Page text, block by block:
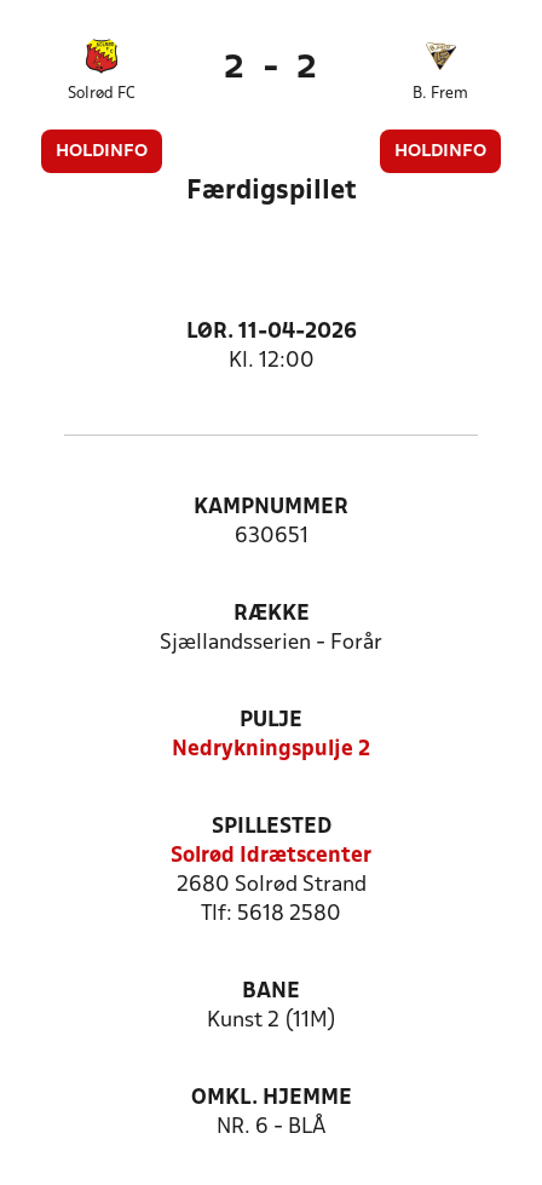
Solrød FC
HOLDINFO
2 - 2
B. Frem
HOLDINFO
Færdigspillet
LØR. 11-04-2026
Kl. 12:00
KAMPNUMMER
630651
RÆKKE
Sjællandsserien - Forår
PULJE
Nedrykningspulje 2
SPILLESTED
Solrød Idrætscenter
2680 Solrød Strand
Tlf: 5618 2580
BANE
Kunst 2 (11M)
OMKL. HJEMME
NR. 6 - BLÅ